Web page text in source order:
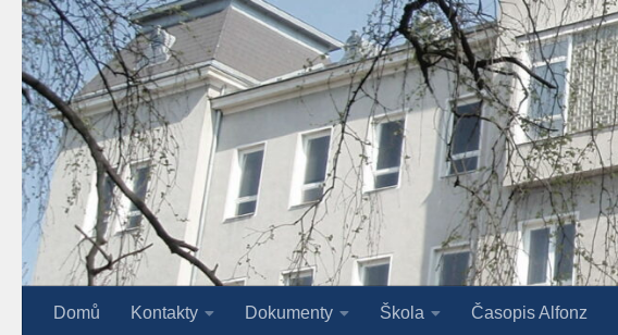
Skip to content
Domů Kontakty Dokumenty Škola Časopis Alfonz